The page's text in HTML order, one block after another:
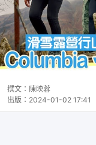
撰文： 陳映蓉
出版： 2024-01-02 17:41